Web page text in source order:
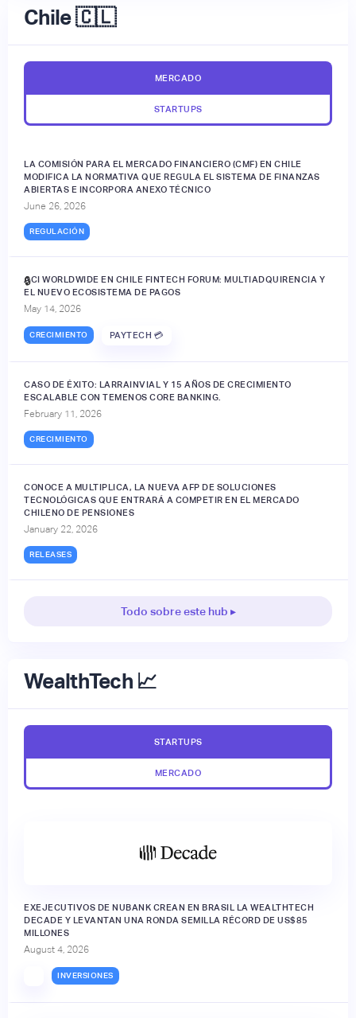
Chile 🇨🇱
MERCADO
STARTUPS
LA COMISIÓN PARA EL MERCADO FINANCIERO (CMF) EN CHILE
MODIFICA LA NORMATIVA QUE REGULA EL SISTEMA DE FINANZAS
ABIERTAS E INCORPORA ANEXO TÉCNICO
June 26, 2026
REGULACIÓN
ACI WORLDWIDE EN CHILE FINTECH FORUM: MULTIADQUIRENCIA Y
EL NUEVO ECOSISTEMA DE PAGOS
May 14, 2026
CRECIMIENTO PAYTECH 💳
🔒
CASO DE ÉXITO: LARRAINVIAL Y 15 AÑOS DE CRECIMIENTO
ESCALABLE CON TEMENOS CORE BANKING.
February 11, 2026
CRECIMIENTO
CONOCE A MULTIPLICA, LA NUEVA AFP DE SOLUCIONES
TECNOLÓGICAS QUE ENTRARÁ A COMPETIR EN EL MERCADO
CHILENO DE PENSIONES
January 22, 2026
RELEASES
Todo sobre este hub ▸
WealthTech 📈
STARTUPS
MERCADO
EXEJECUTIVOS DE NUBANK CREAN EN BRASIL LA WEALTHTECH
DECADE Y LEVANTAN UNA RONDA SEMILLA RÉCORD DE US$85
MILLONES
August 4, 2026
INVERSIONES